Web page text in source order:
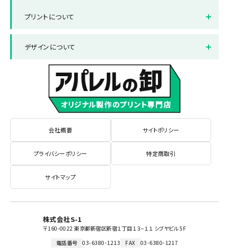
ネイビー
サックス
納品までの流れ
よくある質問集
プリントについて
デザインについて
データ作成・入稿方法
書体サンプル
会社概要 サイトポリシー
プライバシーポリシー 特定商取引
サイトマップ
株式会社S-1
〒160-0022 東京都新宿区新宿１丁目１３−１１ シブヤビル 5F
電話番号
03-6380-1213 FAX 03-6380-1217